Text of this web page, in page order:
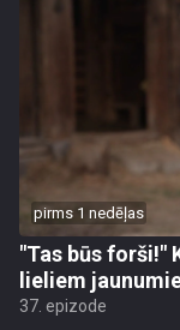
pirms 1 nedēļas
"Tas būs forši!"
lieliem
37. epizode